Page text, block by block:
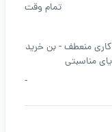
تمام وقت
منعطف -بن خرید
مناسبتی
-